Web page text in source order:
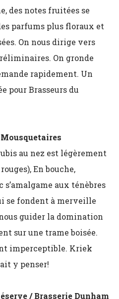
des notes fruitées se
parfums plus floraux et
On nous dirige vers
On gronde
rapidement. Un
pour Brasseurs du
au nez est légèrement
En bouche,
s’amalgame aux ténèbres
se fondent à merveille
guider la domination
sur une trame boisée.
imperceptible. Kriek
y penser!
/ Brasserie Dunham